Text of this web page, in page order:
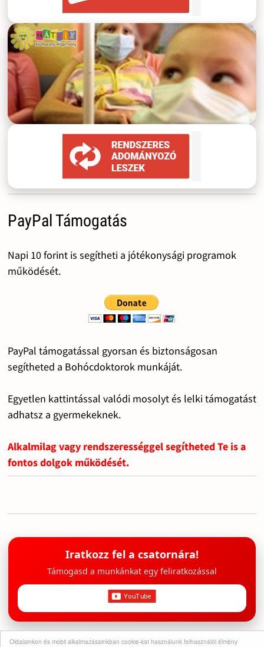
Oldalainkon és mobil alkalmazásainkban cookie-kat használunk felhasználói élmény
PayPal Támogatás
Napi 10 forint is segítheti a jótékonysági programok
működését.
PayPal támogatással gyorsan és biztonságosan
segítheted a Bohócdoktorok munkáját.
Egyetlen kattintással valódi mosolyt és lelki támogatást
adhatsz a gyermekeknek.
Alkalmilag vagy rendszerességgel segítheted Te is a
fontos dolgok működését.
Iratkozz fel a csatornára!
Támogasd a munkánkat egy feliratkozással